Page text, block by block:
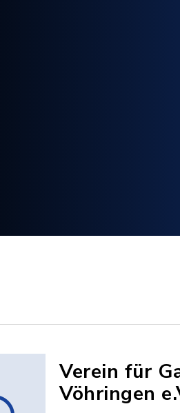
Verein für
Vöhringen